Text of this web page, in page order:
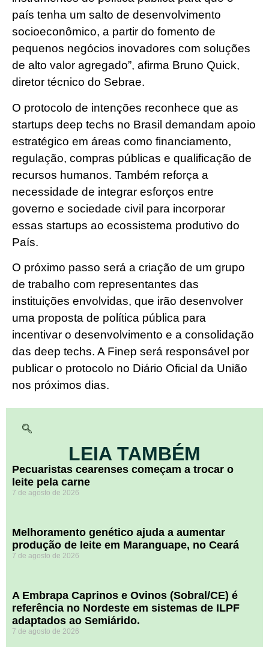
país tenha um salto de desenvolvimento
socioeconômico, a partir do fomento de
pequenos negócios inovadores com soluções
de alto valor agregado”, afirma Bruno Quick,
diretor técnico do Sebrae.
O protocolo de intenções reconhece que as
startups deep techs no Brasil demandam apoio
estratégico em áreas como financiamento,
regulação, compras públicas e qualificação de
recursos humanos. Também reforça a
necessidade de integrar esforços entre
governo e sociedade civil para incorporar
essas startups ao ecossistema produtivo do
País.
O próximo passo será a criação de um grupo
de trabalho com representantes das
instituições envolvidas, que irão desenvolver
uma proposta de política pública para
incentivar o desenvolvimento e a consolidação
das deep techs. A Finep será responsável por
publicar o protocolo no Diário Oficial da União
nos próximos dias.
LEIA TAMBÉM
Pecuaristas cearenses começam a trocar o
leite pela carne
7 de agosto de 2026
Melhoramento genético ajuda a aumentar
produção de leite em Maranguape, no Ceará
7 de agosto de 2026
A Embrapa Caprinos e Ovinos (Sobral/CE) é
referência no Nordeste em sistemas de ILPF
adaptados ao Semiárido.
7 de agosto de 2026